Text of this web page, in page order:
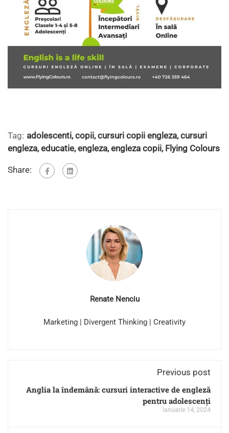
Tag: adolescenti,copii,cursuri copii engleza,cursuri
engleza,educatie,engleza,engleza copii, Flying Colours
Share:
Renate Nenciu
Marketing | Divergent Thinking | Creativity
Previous post
Anglia la îndemână: cursuri interactive de engleză
pentru adolescenți
ianuarie 14, 2024